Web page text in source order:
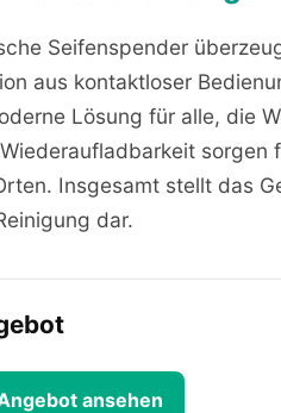
Seifenspender
aus kontaktloser
Lösung für alle, die
Insgesamt stellt das
dar.
ansehen